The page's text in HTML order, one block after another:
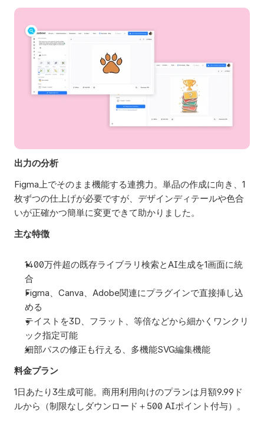
出力の分析
Figma上でそのまま機能する連携力。単品の作成に向き、1
枚ずつの仕上げが必要ですが、デザインディテールや色合
いが正確かつ簡単に変更できて助かりました。
主な特徴
1400万件超の既存ライブラリ検索とAI生成を1画面に統
合
Figma、Canva、Adobe関連にプラグインで直接挿し込
める
テイストを3D、フラット、等倍などから細かくワンクリ
ック指定可能
細部パスの修正も行える、多機能SVG編集機能
料金プラン
1日あたり3生成可能。商用利用向けのプランは月額9.99ド
ルから（制限なしダウンロード＋500 AIポイント付与）。